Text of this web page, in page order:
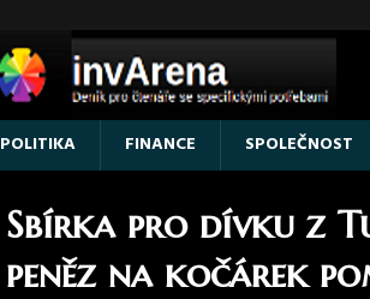
POLITIKA FINANCE SPOLEČNOST
Sbírka pro dívku z
peněz na kočárek